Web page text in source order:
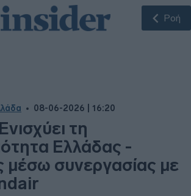
Ροή
08-06-2026 | 16:20
τη
Ελλάδας -
μέσω συνεργασίας με